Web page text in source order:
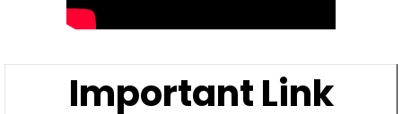
Important Link